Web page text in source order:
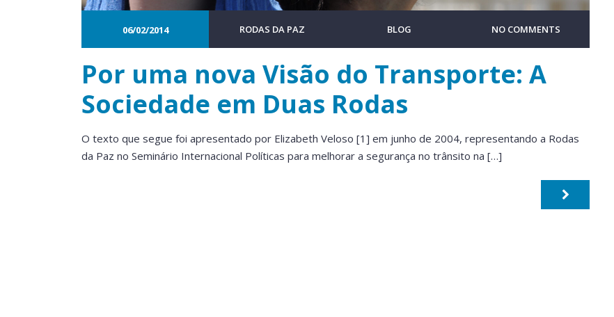
06/02/2014 RODAS DA PAZ BLOG NO COMMENTS
Por uma nova Visão do Transporte: A
Sociedade em Duas Rodas
O texto que segue foi apresentado por Elizabeth Veloso [1] em junho de 2004, representando a Rodas
da Paz no Seminário Internacional Políticas para melhorar a segurança no trânsito na […]